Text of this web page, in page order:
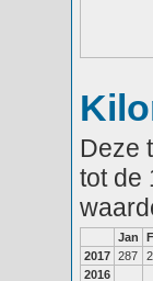
Deze
tot de
Jan
2017 287
2016